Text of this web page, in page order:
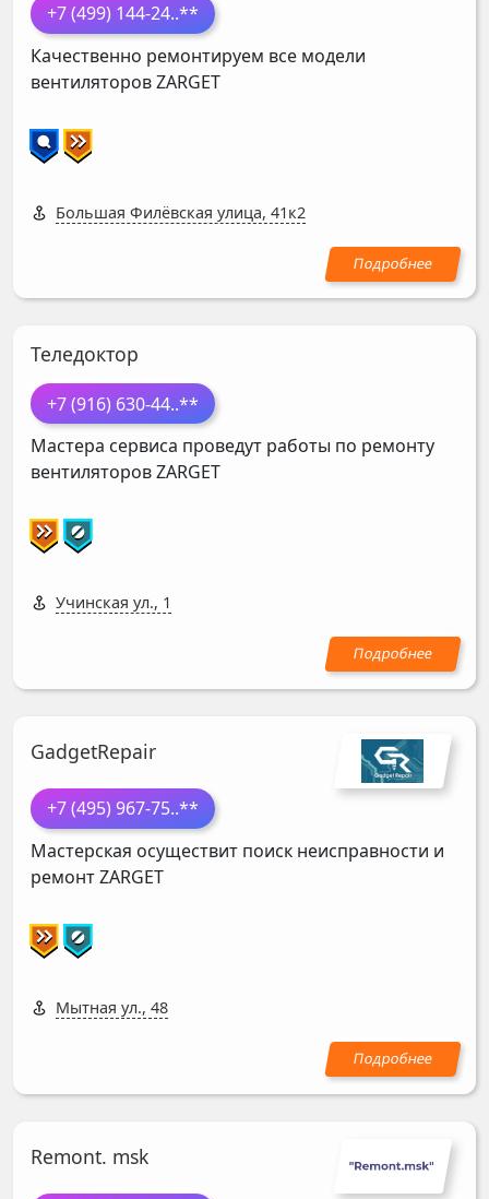
+7 (499) 144-24..**
Качественно ремонтируем все модели
вентиляторовZARGET
Большая Филёвская улица, 41к2
Теледоктор
+7 (916) 630-44..**
Мастера сервиса проведут работы по ремонту
вентиляторовZARGET
Учинская ул., 1
GadgetRepair
+7 (495) 967-75..**
Мастерская осуществит поиск неисправности и
ремонтZARGET
Мытная ул., 48
Remont. msk